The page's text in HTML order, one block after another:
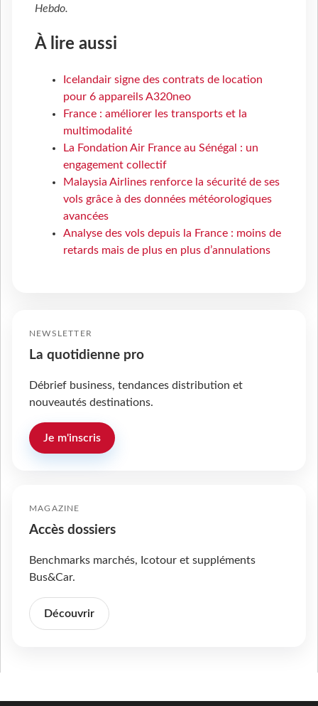
Hebdo.
À lire aussi
Icelandair signe des contrats de location
pour 6 appareils A320neo
France : améliorer les transports et la
multimodalité
La Fondation Air France au Sénégal : un
engagement collectif
Malaysia Airlines renforce la sécurité de ses
vols grâce à des données météorologiques
avancées
Analyse des vols depuis la France : moins de
retards mais de plus en plus d’annulations
NEWSLETTER
La quotidienne pro
Débrief business, tendances distribution et
nouveautés destinations.
Je m'inscris
MAGAZINE
Accès dossiers
Benchmarks marchés, Icotour et suppléments
Bus&Car.
Découvrir